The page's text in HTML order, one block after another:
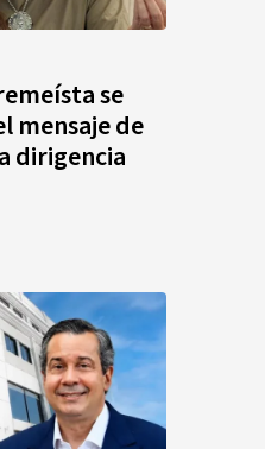
se
mensaje de
dirigencia